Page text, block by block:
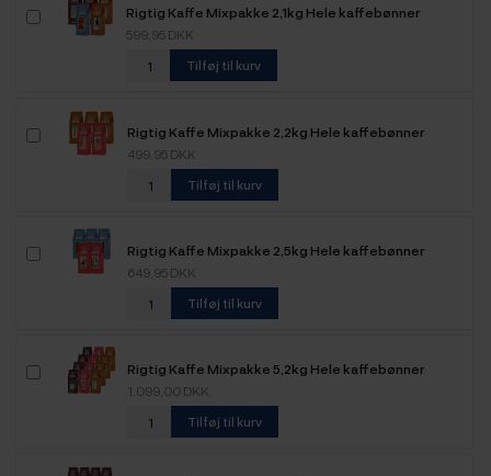
Rigtig Kaffe Mixpakke 2,1kg Hele kaffebønner
599,95 DKK
Tilføj til kurv
Rigtig Kaffe Mixpakke 2,2kg Hele kaffebønner
499,95 DKK
Tilføj til kurv
Rigtig Kaffe Mixpakke 2,5kg Hele kaffebønner
649,95 DKK
Tilføj til kurv
Rigtig Kaffe Mixpakke 5,2kg Hele kaffebønner
1.099,00 DKK
Tilføj til kurv